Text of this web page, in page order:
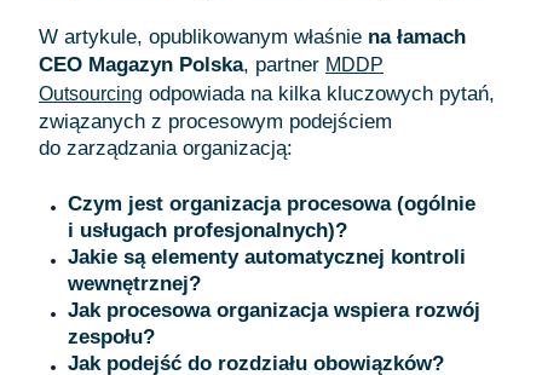
W artykule, opublikowanym właśnie na łamach
CEO Magazyn Polska, partner MDDP
Outsourcing odpowiada na kilka kluczowych pytań,
związanych z procesowym podejściem
do zarządzania organizacją:
Czym jest organizacja procesowa (ogólnie
i usługach profesjonalnych)?
Jakie są elementy automatycznej kontroli
wewnętrznej?
Jak procesowa organizacja wspiera rozwój
zespołu?
Jak podejść do rozdziału obowiązków?